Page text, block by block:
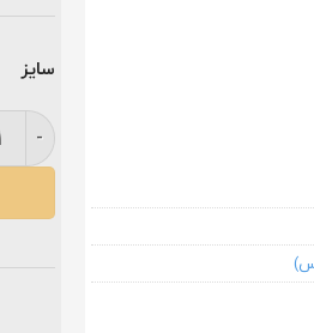
سایز
فرش کاشان ۷۰۰